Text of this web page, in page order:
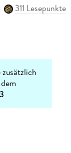
311 Lesepunkte